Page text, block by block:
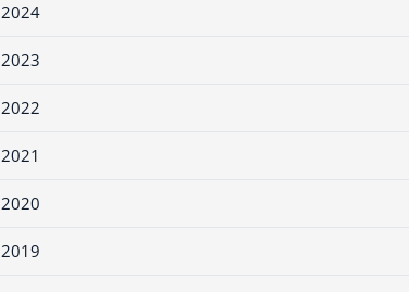
2024
2023
2022
2021
2020
2019